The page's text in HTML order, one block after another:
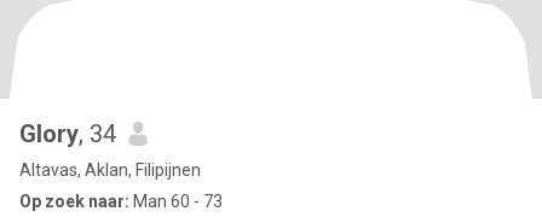
Glory, 34
Altavas, Aklan, Filipijnen
Op zoek naar: Man 60 - 73